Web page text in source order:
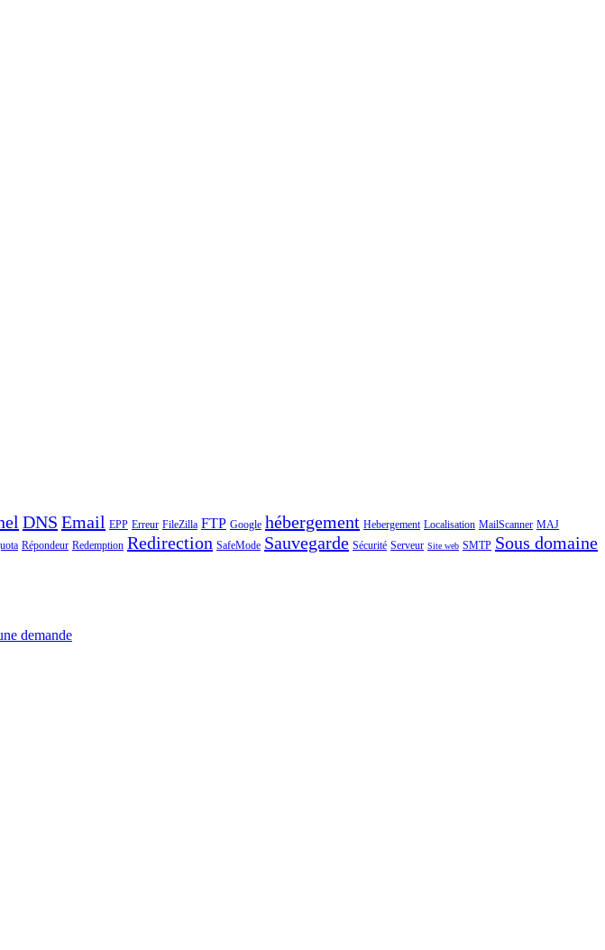
DNS Email EPP Erreur FileZilla FTP Google hébergement Hebergement Localisation MailScanner MAJ
Répondeur Redemption Redirection SafeMode Sauvegarde Sécurité Serveur Site web SMTP Sous domaine
demande